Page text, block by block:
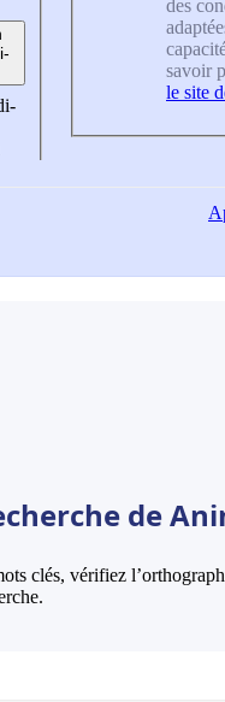
des
savoir
le site
de
clés, vérifiez